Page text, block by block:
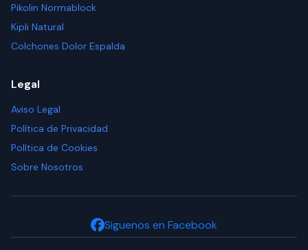
Pikolin Normablock
Kipli Natural
Colchones Dolor Espalda
Legal
Aviso Legal
Política de Privacidad
Política de Cookies
Sobre Nosotros
Siguenos en Facebook